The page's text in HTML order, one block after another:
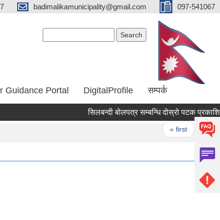
badimalikamunicipality@gmail.com 097-541067
Guidance Portal DigitalProfile सम्पर्क
सिलबन्दी बोलपत्र सम्बन्धि दोस्रो पटक प्रकाशित
« first ‹